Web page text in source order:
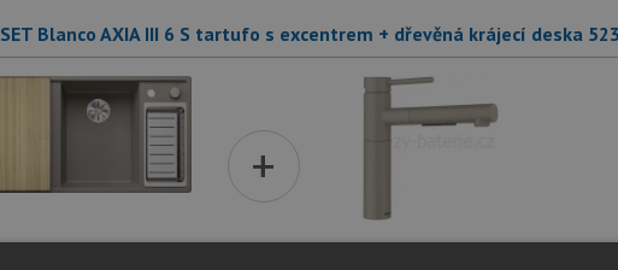
SET Blanco AXIA III 6 S tartufo s excentrem + dřevěná krájecí deska
+